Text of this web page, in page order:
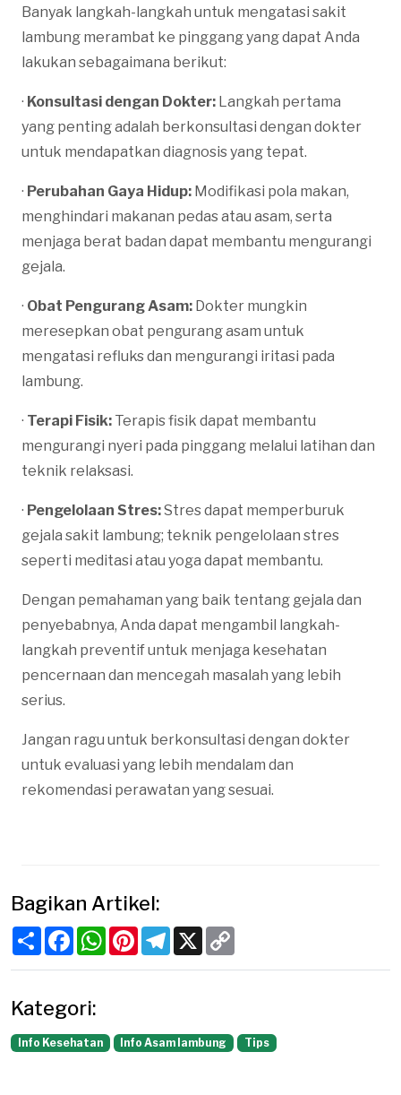
Banyak langkah-langkah untuk mengatasi sakit
lambung merambat ke pinggang yang dapat Anda
lakukan sebagaimana berikut:
· Konsultasi dengan Dokter: Langkah pertama
yang penting adalah berkonsultasi dengan dokter
untuk mendapatkan diagnosis yang tepat.
· Perubahan Gaya Hidup: Modifikasi pola makan,
menghindari makanan pedas atau asam, serta
menjaga berat badan dapat membantu mengurangi
gejala.
· Obat Pengurang Asam: Dokter mungkin
meresepkan obat pengurang asam untuk
mengatasi refluks dan mengurangi iritasi pada
lambung.
· Terapi Fisik: Terapis fisik dapat membantu
mengurangi nyeri pada pinggang melalui latihan dan
teknik relaksasi.
· Pengelolaan Stres:Stres dapat memperburuk
gejala sakit lambung; teknik pengelolaan stres
seperti meditasi atau yoga dapat membantu.
Dengan pemahaman yang baik tentang gejala dan
penyebabnya, Anda dapat mengambil langkah-
langkah preventif untuk menjaga kesehatan
pencernaan dan mencegah masalah yang lebih
serius.
Jangan ragu untuk berkonsultasi dengan dokter
untuk evaluasi yang lebih mendalam dan
rekomendasi perawatan yang sesuai.
Bagikan Artikel:
ShareFacebookWhatsApp
PinterestTelegram
X
Kategori:
Info Kesehatan Info Asam lambung Tips